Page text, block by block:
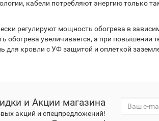
кабели потребляют энергию только
регулируют мощность обогрева в
обогрева увеличивается, а при повышении
кровли с УФ защитой и оплеткой
и Акции магазина
акций и спецпредложений!